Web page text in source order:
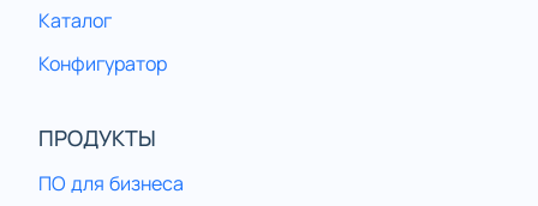
Каталог
Конфигуратор
ПРОДУКТЫ
ПО для бизнеса